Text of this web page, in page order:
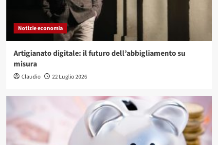
Notizie economia
Artigianato digitale: il futuro dell’abbigliamento su
misura
Claudio 22 Luglio 2026